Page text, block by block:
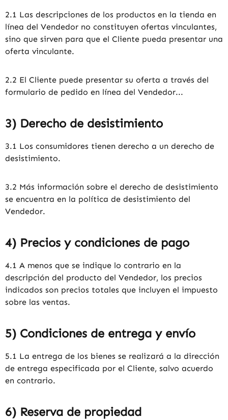
2.1 Las descripciones de los productos en la tienda en
línea del Vendedor no constituyen ofertas vinculantes,
sino que sirven para que el Cliente pueda presentar una
oferta vinculante.
2.2 El Cliente puede presentar su oferta a través del
formulario de pedido en línea del Vendedor...
3) Derecho de desistimiento
3.1 Los consumidores tienen derecho a un derecho de
desistimiento.
3.2 Más información sobre el derecho de desistimiento
se encuentra en la política de desistimiento del
Vendedor.
4) Precios y condiciones de pago
4.1 A menos que se indique lo contrario en la
descripción del producto del Vendedor, los precios
indicados son precios totales que incluyen el impuesto
sobre las ventas.
5) Condiciones de entrega y envío
5.1 La entrega de los bienes se realizará a la dirección
de entrega especificada por el Cliente, salvo acuerdo
en contrario.
6) Reserva de propiedad